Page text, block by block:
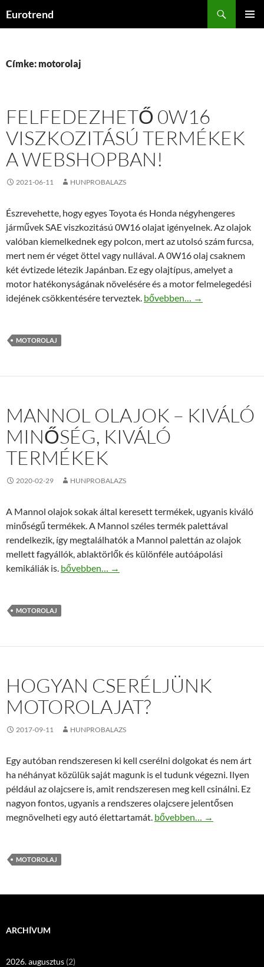
Eurotrend
Címke: motorolaj
FELFEDEZHETŐ 0W16
VISZKOZITÁSÚ TERMÉKEK
A WEBSHOPBAN!
2021-06-11 HUNPROBALAZS
Észrevehette, hogy egyes Toyota és Honda négyhengeres
járművek SAE viszkozitású 0W16 olajat igényelnek. Az olajok
valóban kiemelkednek egy polcon, mert az utolsó szám furcsa,
mert nem ér véget öttel vagy nullával. A 0W16 olaj csaknem
két évtizede létezik Japánban. Ez egy olajtípus, amelyet a
motor hatékonyságának növelésére és a motor felmelegedési
idejének csökkentésére terveztek. Felfedezhető 0w16
bővebben… →
MOTOROLAJ
MANNOL OLAJOK – KIVÁLÓ
MINŐSÉG, KIVÁLÓ
TERMÉKEK
2020-02-29 HUNPROBALAZS
A Mannol olajok sokak által keresett termékek, ugyanis kiváló
minőségű termékek. A Mannol széles termék palettával
rendelkezik, így megtalálhatók a Mannol palettán az olajok
mellett fagyállók, ablaktörlők és különféle autóápolási
kemikáliák is. Mannol olajok – Kiváló minőség, kiváló termékek
bővebben… →
MOTOROLAJ
HOGYAN CSERÉLJÜNK
MOTOROLAJAT?
2017-09-11 HUNPROBALAZS
Egy autóban rendszeresen ki kell cserélni dolgokat és nem árt
ha néhányat közülük saját magunk is el tudunk végezni. Ilyen
például az olajcsere is, amit rendszeresen meg kell csinálni. Ez
nagyon fontos, ugyanis a rendszeres olajcsere jelentősen
megnövelheti egy autó élettartamát. Hogyan cseréljünk
bővebben… →
MOTOROLAJ
ARCHÍVUM
2026. augusztus (2)